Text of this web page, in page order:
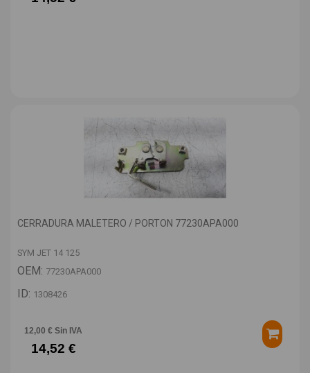
CERRADURA MALETERO / PORTON 77230APA000
SYM JET 14 125
OEM: 77230APA000
ID: 1308426
12,00 € Sin IVA
14,52 €